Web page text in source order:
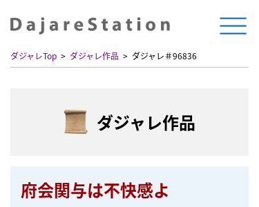
ダジャレTop ダジャレ作品 ダジャレ＃96836
ダジャレ作品
府会関与は不快感よ